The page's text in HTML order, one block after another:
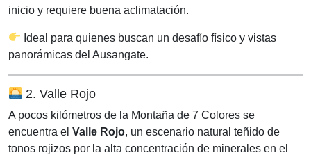
inicio y requiere buena aclimatación.
Ideal para quienes buscan un desafío físico y vistas
panorámicas del Ausangate.
2. Valle Rojo
A pocos kilómetros de la Montaña de 7 Colores se
encuentra el Valle Rojo, un escenario natural teñido de
tonos rojizos por la alta concentración de minerales en el